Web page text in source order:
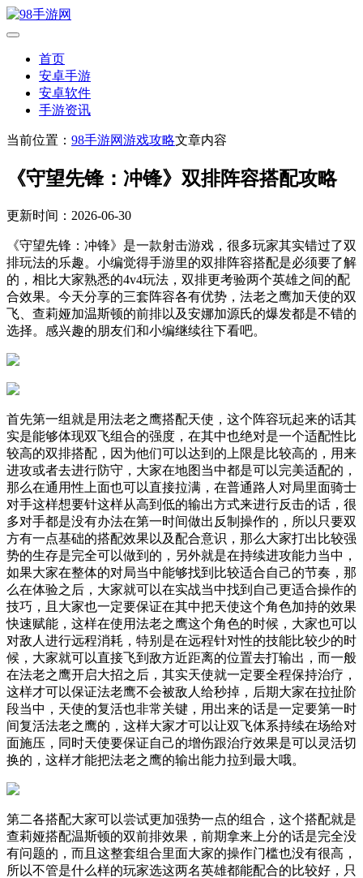
首页
安卓手游
安卓软件
手游资讯
当前位置： 98手游网游戏攻略文章内容
《守望先锋：冲锋》双排阵容搭配攻略
更新时间：2026-06-30
《守望先锋：冲锋》是一款射击游戏，很多玩家其实错过了双
排玩法的乐趣。小编觉得手游里的双排阵容搭配是必须要了解
的，相比大家熟悉的4v4玩法，双排更考验两个英雄之间的配
合效果。今天分享的三套阵容各有优势，法老之鹰加天使的双
飞、查莉娅加温斯顿的前排以及安娜加源氏的爆发都是不错的
选择。感兴趣的朋友们和小编继续往下看吧。
首先第一组就是用法老之鹰搭配天使，这个阵容玩起来的话其
实是能够体现双飞组合的强度，在其中也绝对是一个适配性比
较高的双排搭配，因为他们可以达到的上限是比较高的，用来
进攻或者去进行防守，大家在地图当中都是可以完美适配的，
那么在通用性上面也可以直接拉满，在普通路人对局里面骑士
对手这样想要针这样从高到低的输出方式来进行反击的话，很
多对手都是没有办法在第一时间做出反制操作的，所以只要双
方有一点基础的搭配效果以及配合意识，那么大家打出比较强
势的生存是完全可以做到的，另外就是在持续进攻能力当中，
如果大家在整体的对局当中能够找到比较适合自己的节奏，那
么在体验之后，大家就可以在实战当中找到自己更适合操作的
技巧，且大家也一定要保证在其中把天使这个角色加持的效果
快速赋能，这样在使用法老之鹰这个角色的时候，大家也可以
对敌人进行远程消耗，特别是在远程针对性的技能比较少的时
候，大家就可以直接飞到敌方近距离的位置去打输出，而一般
在法老之鹰开启大招之后，其实天使就一定要全程保持治疗，
这样才可以保证法老鹰不会被敌人给秒掉，后期大家在拉扯阶
段当中，天使的复活也非常关键，用出来的话是一定要第一时
间复活法老之鹰的，这样大家才可以让双飞体系持续在场给对
面施压，同时天使要保证自己的增伤跟治疗效果是可以灵活切
换的，这样才能把法老之鹰的输出能力拉到最大哦。
第二各搭配大家可以尝试更加强势一点的组合，这个搭配就是
查莉娅搭配温斯顿的双前排效果，前期拿来上分的话是完全没
有问题的，而且这整套组合里面大家的操作门槛也没有很高，
所以不管是什么样的玩家选这两名英雄都能配合的比较好，只